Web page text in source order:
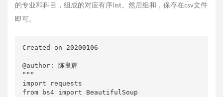
的专业和科目，组成的对应有序list。然后组和，保存在csv文件
即可。
Created on 20200106
@author: 陈良辉
"""
import requests
from bs4 import BeautifulSoup